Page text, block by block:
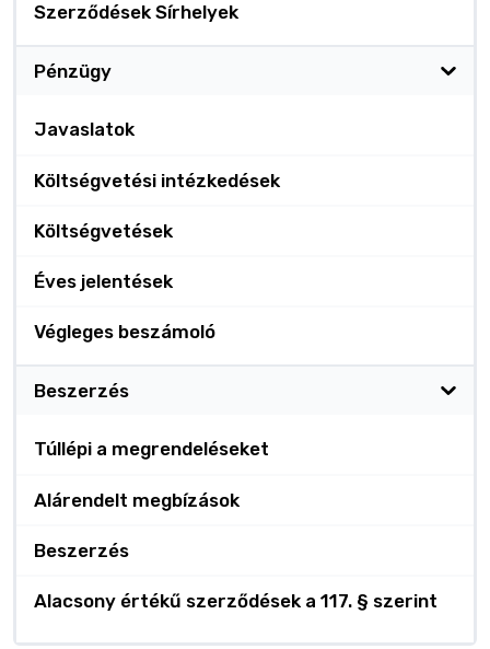
Szerződések Sírhelyek
Pénzügy
Javaslatok
Költségvetési intézkedések
Költségvetések
Éves jelentések
Végleges beszámoló
Beszerzés
Túllépi a megrendeléseket
Alárendelt megbízások
Beszerzés
Alacsony értékű szerződések a 117. § szerint